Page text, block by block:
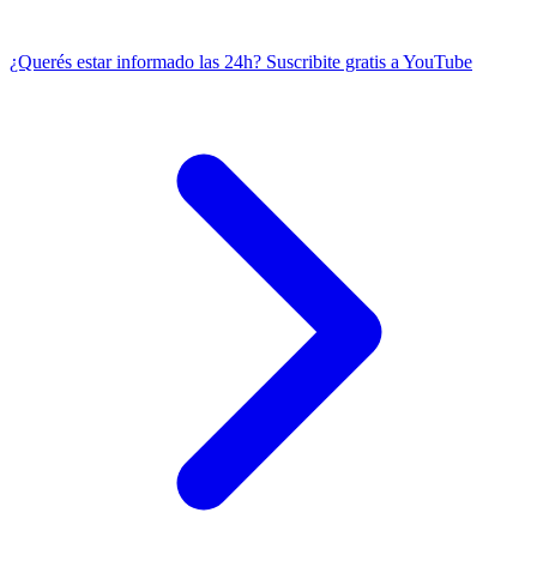
¿Querés estar informado las 24h? Suscribite gratis a YouTube